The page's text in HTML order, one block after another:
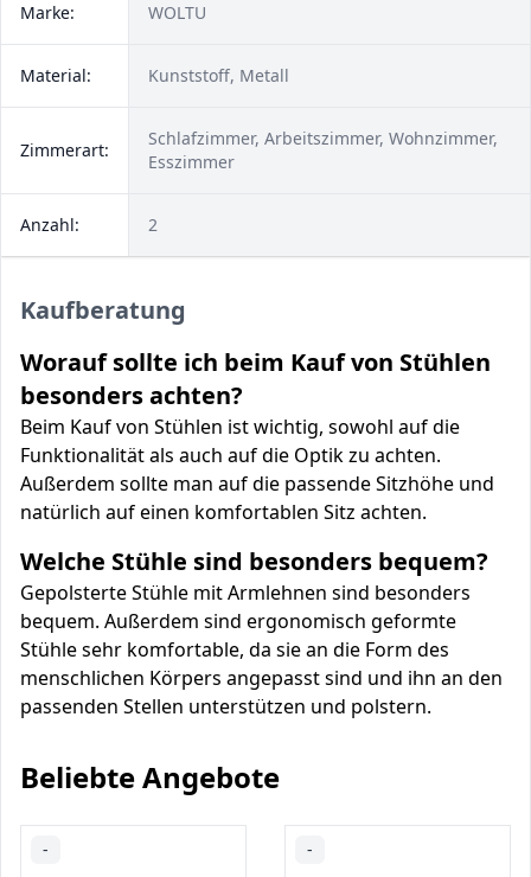
Marke: WOLTU
Material: Kunststoff, Metall
Zimmerart:
Schlafzimmer, Arbeitszimmer, Wohnzimmer,
Esszimmer
Anzahl: 2
Kaufberatung
Worauf sollte ich beim Kauf von Stühlen
besonders achten?
Beim Kauf von Stühlen ist wichtig, sowohl auf die
Funktionalität als auch auf die Optik zu achten.
Außerdem sollte man auf die passende Sitzhöhe und
natürlich auf einen komfortablen Sitz achten.
Welche Stühle sind besonders bequem?
Gepolsterte Stühle mit Armlehnen sind besonders
bequem. Außerdem sind ergonomisch geformte
Stühle sehr komfortable, da sie an die Form des
menschlichen Körpers angepasst sind und ihn an den
passenden Stellen unterstützen und polstern.
Beliebte Angebote
- -